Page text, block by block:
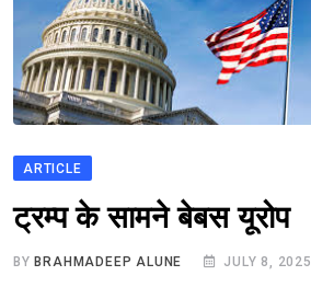
ARTICLE
ट्रम्प के सामने बेबस यूरोप
BY BRAHMADEEP ALUNE JULY 8, 2025